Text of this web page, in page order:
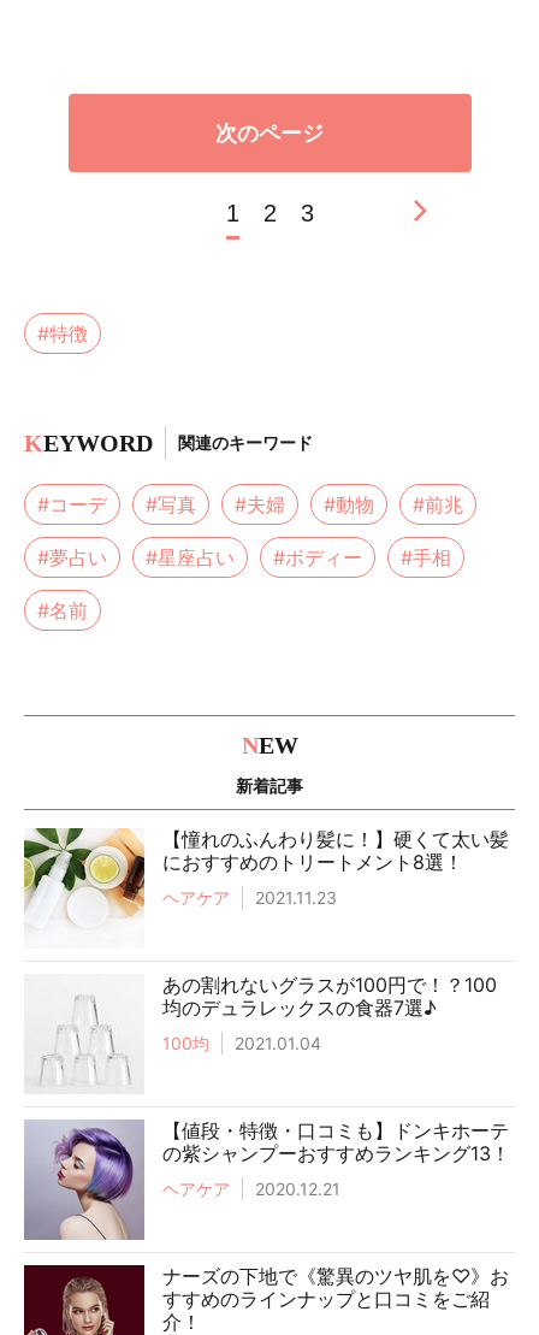
次のページ
1 2 3
#特徴
KEYWORD 関連のキーワード
#コーデ #写真 #夫婦 #動物 #前兆
#夢占い #星座占い #ボディー #手相
#名前
NEW
新着記事
【憧れのふんわり髪に！】硬くて太い髪
におすすめのトリートメント8選！
ヘアケア 2021.11.23
あの割れないグラスが100円で！？100
均のデュラレックスの食器7選♪
100均 2021.01.04
【値段・特徴・口コミも】ドンキホーテ
の紫シャンプーおすすめランキング13！
ヘアケア 2020.12.21
ナーズの下地で《驚異のツヤ肌を♡》お
すすめのラインナップと口コミをご紹
介！